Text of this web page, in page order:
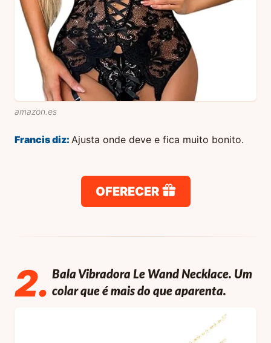
amazon.es
Francisdiz: Ajusta onde deve e fica muito bonito.
OFERECER
2. Bala Vibradora Le Wand Necklace. Um
colar que é mais do que aparenta.